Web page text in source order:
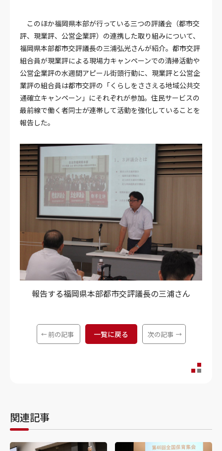
このほか福岡県本部が行っている三つの評議会（都市交
評、現業評、公営企業評）の連携した取り組みについて、
福岡県本部都市交評議長の三浦弘光さんが紹介。都市交評
組合員が現業評による現場力キャンペーンでの清掃活動や
公営企業評の水週間アピール街頭行動に、現業評と公営企
業評の組合員は都市交評の「くらしをささえる地域公共交
通確立キャンペーン」にそれぞれが参加。住民サービスの
最前線で働く者同士が連帯して活動を強化していることを
報告した。
報告する福岡県本部都市交評議長の三浦さん
前の記事 一覧に戻る 次の記事
関連記事